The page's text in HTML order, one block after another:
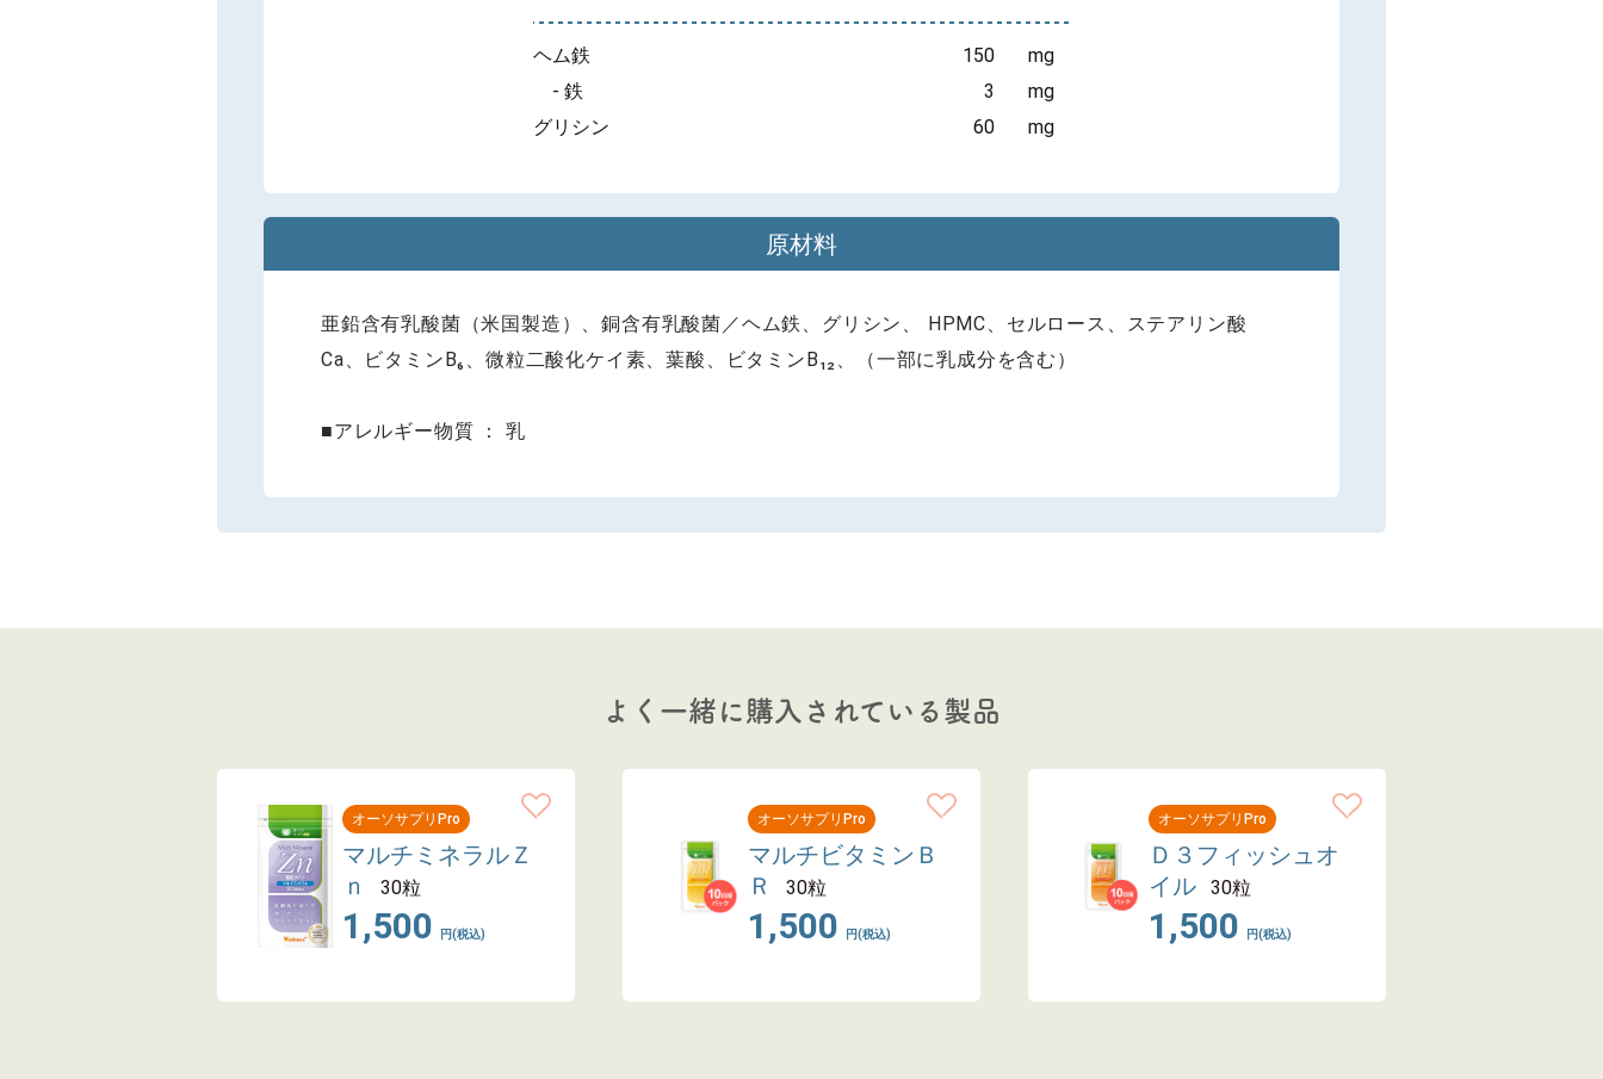
ヘム鉄 150
mg
- 鉄
3
mg
グリシン
60 mg
原材料
亜鉛含有乳酸菌（米国製造）、銅含有乳酸菌／ヘム鉄、グリシン、 HPMC、セルロース、ステアリン酸
Ca、ビタミンB₆、微粒二酸化ケイ素、葉酸、ビタミンB₁₂、（一部に乳成分を含む）
■アレルギー物質 ： 乳
よく一緒に購入されている製品
オーソサプリPro
マルチミネラルＺ
ｎ
30粒
1,500 円(税込)
オーソサプリPro
マルチビタミンＢ
Ｒ
30粒
1,500 円(税込)
オーソサプリPro
Ｄ３フィッシュオ
イル
30粒
1,500 円(税込)